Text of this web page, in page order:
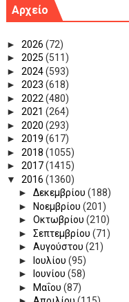
Αρχείο
► 2026 (72)
► 2025 (511)
► 2024(593)
► 2023 (618)
► 2022 (480)
► 2021 (264)
► 2020 (293)
► 2019 (617)
► 2018 (1055)
► 2017(1415)
▼ 2016 (1360)
► Δεκεμβρίου (188)
►
Νοεμβρίου (201)
► Οκτωβρίου (210)
► Σεπτεμβρίου (71)
► Αυγούστου (21)
►
Ιουλίου (95)
►
Ιουνίου (58)
►
Μαΐου (87)